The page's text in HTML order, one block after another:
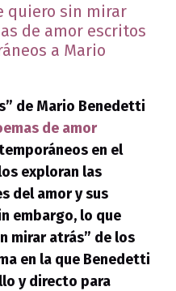
quiero sin mirar
de amor escritos
a Mario
de Mario Benedetti
de amor
en el
exploran las
del amor y sus
embargo, lo que
mirar atrás” de los
en la que Benedetti
y directo para